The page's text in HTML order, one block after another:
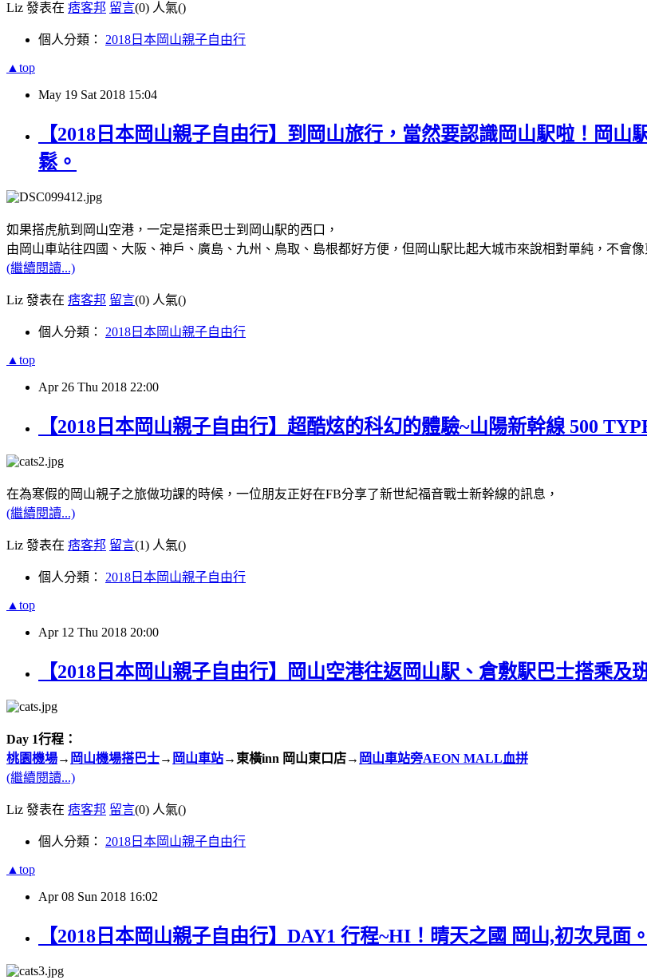
Liz 發表在 痞客邦 留言(0) 人氣()
個人分類： 2018日本岡山親子自由行
▲top
May 19 Sat 2018 15:04
【2018日本岡山親子自由行】到岡山旅行，當然要認識岡山駅啦！岡
鬆。
如果搭虎航到岡山空港，一定是搭乘巴士到岡山駅的西口，
由岡山車站往四國、大阪、神戶、廣島、九州、鳥取、島根都好方便，但岡山駅比起大城市來說相對單純，不會
(繼續閱讀...)
Liz 發表在 痞客邦 留言(0) 人氣()
個人分類： 2018日本岡山親子自由行
▲top
Apr 26 Thu 2018 22:00
【2018日本岡山親子自由行】超酷炫的科幻的體驗~山陽新幹線 500
在為寒假的岡山親子之旅做功課的時候，一位朋友正好在FB分享了新世紀福音戰士新幹線的訊息，
(繼續閱讀...)
Liz 發表在 痞客邦 留言(1) 人氣()
個人分類： 2018日本岡山親子自由行
▲top
Apr 12 Thu 2018 20:00
【2018日本岡山親子自由行】岡山空港往返岡山駅、倉敷駅巴士搭乘及
Day 1行程：
桃園機場→ 岡山機場搭巴士→ 岡山車站→東橫inn 岡山東口店→ 岡山車站旁AEON MALL血拼
(繼續閱讀...)
Liz 發表在 痞客邦 留言(0) 人氣()
個人分類： 2018日本岡山親子自由行
▲top
Apr 08 Sun 2018 16:02
【2018日本岡山親子自由行】DAY1 行程~HI！晴天之國 岡山,初次見面。